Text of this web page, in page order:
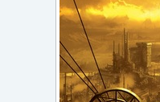
Промоции
Контакти
Вход